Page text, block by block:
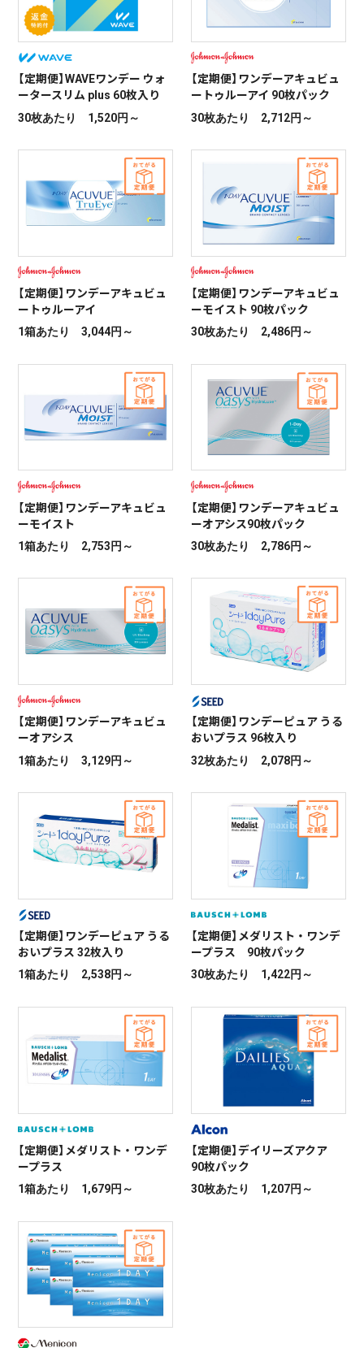
【定期便】WAVEワンデー ウォ
ータースリム plus 60枚入り
30枚あたり 1,520円～
【定期便】ワンデーアキュビュ
ートゥルーアイ 90枚パック
30枚あたり 2,712円～
【定期便】ワンデーアキュビュ
ートゥルーアイ
1箱あたり 3,044円～
【定期便】ワンデーアキュビュ
ーモイスト 90枚パック
30枚あたり 2,486円～
【定期便】ワンデーアキュビュ
ーモイスト
1箱あたり 2,753円～
【定期便】ワンデーアキュビュ
ーオアシス90枚パック
30枚あたり 2,786円～
【定期便】ワンデーアキュビュ
ーオアシス
1箱あたり 3,129円～
【定期便】ワンデーピュア うる
おいプラス 96枚入り
32枚あたり 2,078円～
【定期便】ワンデーピュア うる
おいプラス 32枚入り
1箱あたり 2,538円～
【定期便】メダリスト・ワンデ
ープラス 90枚パック
30枚あたり 1,422円～
【定期便】メダリスト・ワンデ
ープラス
1箱あたり 1,679円～
【定期便】デイリーズアクア
90枚パック
30枚あたり 1,207円～
【定期便】2WEEKメニコン プレ
ミオ
6枚あたり 2,077円～
【定期便】デイリーズアクア コ
ンフォートプラス 乱視用
30枚あたり 2,690円～
【定期便】ワンデーピュア うる
おいプラス 乱視用
32枚あたり 2,690円～
枚入り
30枚あたり 2,140円～
【定期便】ワンデーアキュビュ
ーディファインモイスト ナチ